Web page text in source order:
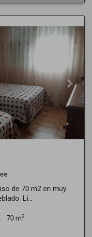
Next
de 70 m2 en muy
Li...
70 m2